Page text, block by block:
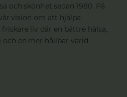
och skönhet sedan 1980. På
vision om att hjälpa
liv där en bättre hälsa,
en mer hållbar värld